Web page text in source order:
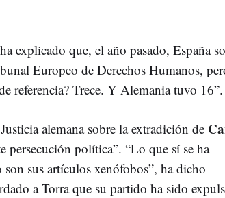
explicado que, el año pasado, España
Europeo de Derechos Humanos,
referencia? Trece. Y Alemania tuvo 16”.
alemana sobre la extradición de
persecución política”. “Lo que sí se ha
sus artículos xenófobos”, ha dicho
a Torra que su partido ha sido